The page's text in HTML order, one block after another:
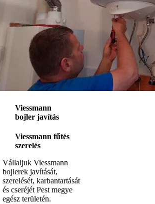
Viessmann
bojler javítás
Viessmann fűtés
szerelés
Vállaljuk Viessmann
bojlerek javítását,
szerelését, karbantartását
és cseréjét Pest megye
egész területén.